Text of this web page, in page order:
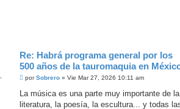
Re: Habrá programa general por los
500 años de la tauromaquia en
M
n
a
porSobrero» Vie Mar 27, 2026 10:11 am
La música es una parte muy importante de
literatura, la poesía, la escultura... y todas